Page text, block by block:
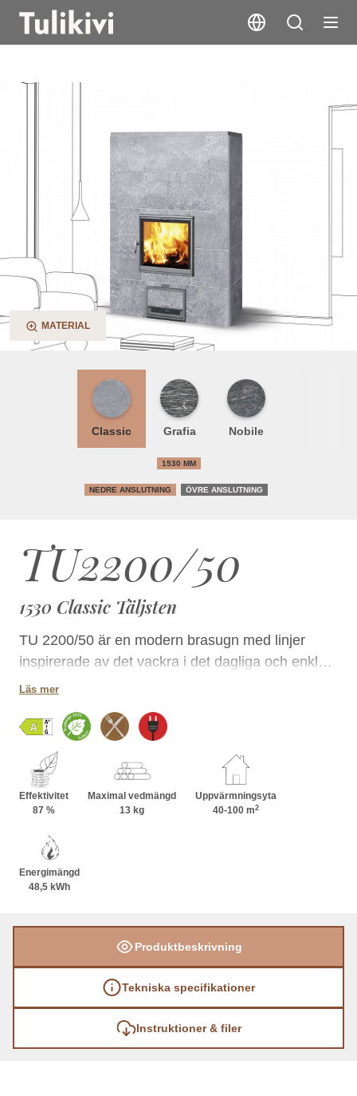
MATERIAL
TU2200/50
1530 Classic Täljsten
TU 2200/50 är en modern brasugn med linjer
inspirerade av det vackra i det dagliga och enkla.
Den stilrena brasugnen är en effektiv värmekälla.
Läs mer
Effektivitet
87 %
Maximal vedmängd
13 kg
Uppvärmningsyta
40-100 m2
Energimängd
48,5 kWh
Classic Grafia Nobile
1530 MM
NEDRE ANSLUTNING ÖVRE ANSLUTNING
Produktbeskrivning
Tekniska specifikationer
Instruktioner & filer